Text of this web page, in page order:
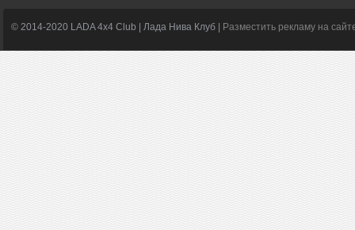
© 2014-2020 LADA 4x4 Club | Лада Нива Клуб | Разместить рекламу на